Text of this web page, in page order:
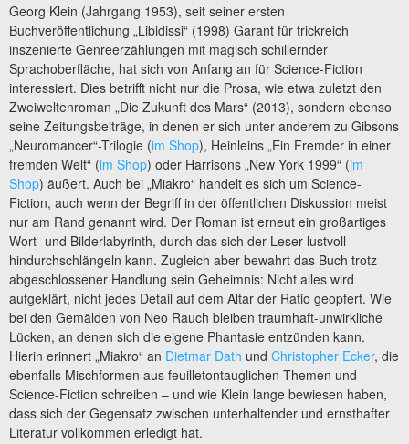
Georg Klein (Jahrgang 1953), seit seiner ersten
Buchveröffentlichung „Libidissi“ (1998) Garant für trickreich
inszenierte Genreerzählungen mit magisch schillernder
Sprachoberfläche, hat sich von Anfang an für Science-Fiction
interessiert. Dies betrifft nicht nur die Prosa, wie etwa zuletzt den
Zweiweltenroman „Die Zukunft des Mars“ (2013), sondern ebenso
seine Zeitungsbeiträge, in denen er sich unter anderem zu Gibsons
„Neuromancer“-Trilogie (im Shop), Heinleins „Ein Fremder in einer
fremden Welt“ (im Shop) oder Harrisons „New York 1999“ (im
Shop) äußert. Auch bei „Miakro“ handelt es sich um Science-
Fiction, auch wenn der Begriff in der öffentlichen Diskussion meist
nur am Rand genannt wird. Der Roman ist erneut ein großartiges
Wort- und Bilderlabyrinth, durch das sich der Leser lustvoll
hindurchschlängeln kann. Zugleich aber bewahrt das Buch trotz
abgeschlossener Handlung sein Geheimnis: Nicht alles wird
aufgeklärt, nicht jedes Detail auf dem Altar der Ratio geopfert. Wie
bei den Gemälden von Neo Rauch bleiben traumhaft-unwirkliche
Lücken, an denen sich die eigene Phantasie entzünden kann.
Hierin erinnert „Miakro“ an Dietmar Dath und Christopher Ecker, die
ebenfalls Mischformen aus feuilletontauglichen Themen und
Science-Fiction schreiben – und wie Klein lange bewiesen haben,
dass sich der Gegensatz zwischen unterhaltender und ernsthafter
Literatur vollkommen erledigt hat.